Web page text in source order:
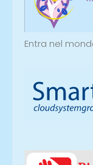
Entra nel